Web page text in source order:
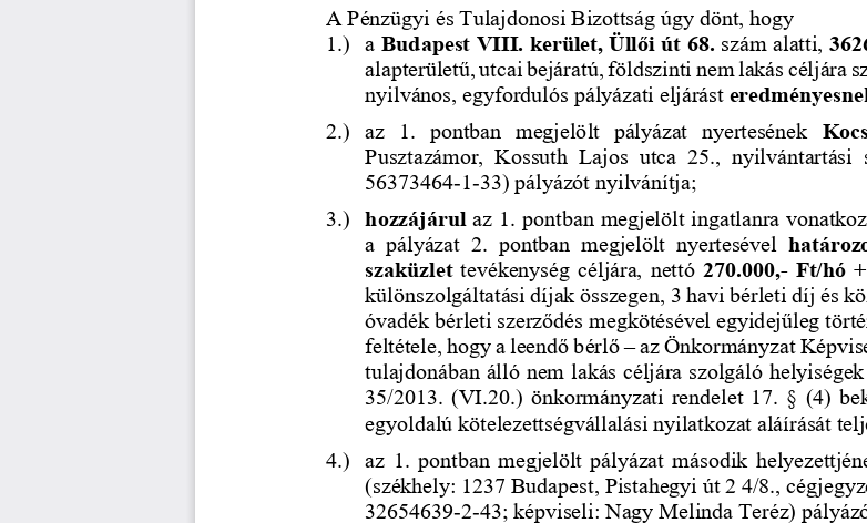
A Pénzügyi és Tulajdonosi Bizottság úgy dönt, hogy
1.)
a Budapest VIII. kerület, Üllői út 68. szám alatti,
alapterületű, utcai bejáratú, földszinti nem lakás céljára
nyilvános, egyfordulós pályázati eljárást
2.)
az  1.  pontban  megjelölt  pályázat  nyertesének
Pusztazámor,  Kossuth  Lajos  utca  25., nyilvántartási
56373464-1-33) pályázót nyilvánítja;
3.)
hozzájárul az 1. pontban megjelölt ingatlanra
a  pályázat  2.  pontban  megjelölt  nyertesével
szaküzlet tevékenység céljára, nettó 270.000,- Ft/hó
különszolgáltatási díjak összegen, 3 havi bérleti díj és
óvadék bérleti szerződés megkötésével egyidejűleg
feltétele, hogy a leendő bérlő –az Önkormányzat
tulajdonában álló nem lakás céljára szolgáló
35/2013. (VI.20.) önkormányzati rendelet 17. § (4)
egyoldalú kötelezettségvállalási nyilatkozat aláírását
4.)
az 1. pontban megjelölt pályázat második
(székhely: 1237 Budapest, Pistahegyi út 2 4/8.,
32654639-2-43; képviseli: Nagy Melinda Teréz)